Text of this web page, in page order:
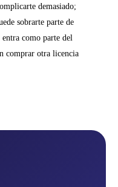
demasiado;
sobrarte parte de
como parte del
comprar otra licencia